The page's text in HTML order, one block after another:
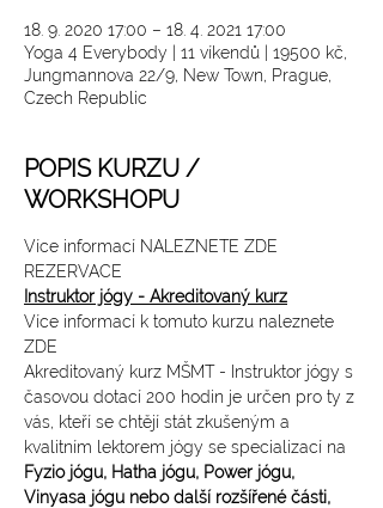
18. 9. 2020 17:00 – 18. 4. 2021 17:00
Yoga 4 Everybody | 11 víkendů | 19500 kč,
Jungmannova 22/9, New Town, Prague,
Czech Republic
POPIS KURZU /
WORKSHOPU
Více informací NALEZNETE ZDE
REZERVACE
Instruktor jógy - Akreditovaný kurz
Více informací k tomuto kurzu naleznete
ZDE
Akreditovaný kurz MŠMT - Instruktor jógy s
časovou dotací 200 hodin je určen pro ty z
vás, kteří se chtějí stát zkušeným a
kvalitním lektorem jógy se specializací na
Fyzio jógu, Hatha jógu, Power jógu,
Vinyasa jógu nebo další rozšířené části,